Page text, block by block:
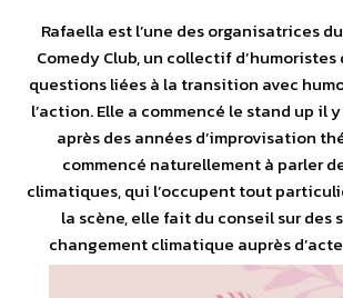
Rafaella est l’une des organisatrices
Comedy Club, un collectif
questions liées à la transition avec
l’action. Elle a commencé le stand up il
après des années d’improvisation
commencé naturellement à parler
climatiques, qui l’occupent tout
la scène, elle fait du conseil sur des
changement climatique auprès